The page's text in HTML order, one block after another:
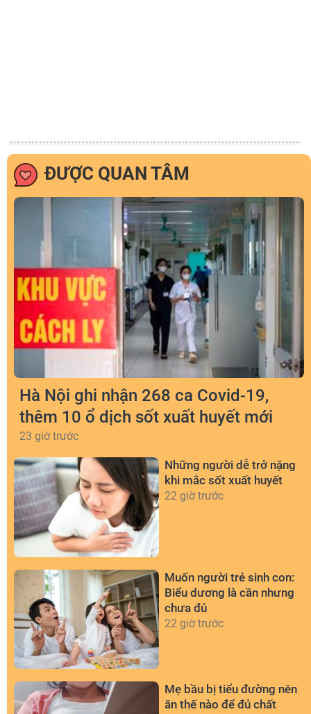
ĐƯỢC QUAN TÂM
Hà Nội ghi nhận 268 ca Covid-19,
thêm 10 ổ dịch sốt xuất huyết mới
23 giờ trước
Những người dễ trở nặng
khi mắc sốt xuất huyết
22 giờ trước
Muốn người trẻ sinh con:
Biểu dương là cần nhưng
chưa đủ
22 giờ trước
Mẹ bầu bị tiểu đường nên
ăn thế nào để đủ chất